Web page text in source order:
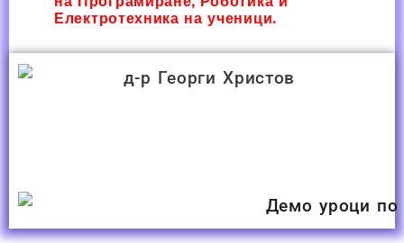
Електротехника на ученици.